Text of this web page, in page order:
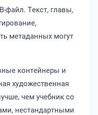
файл. Текст, главы,
метаданных могут
контейнеры и
художественная
чем учебник со
нестандартными